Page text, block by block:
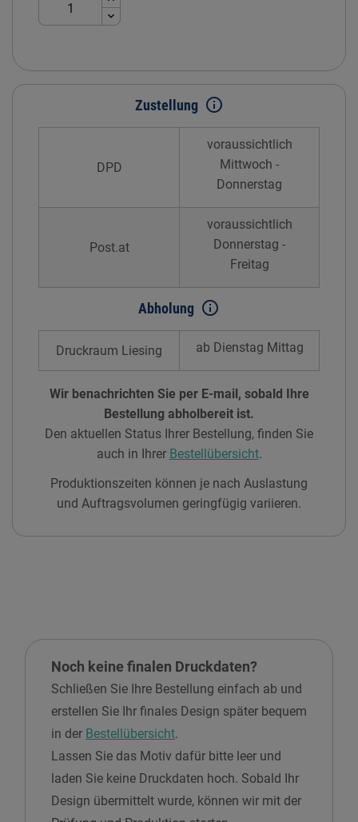
Zustellung info_outline
DPD
voraussichtlich
Mittwoch -
Donnerstag
Post.at
voraussichtlich
Donnerstag -
Freitag
Abholung info_outline
Druckraum Liesing ab Dienstag Mittag
Wir benachrichten Sie per E-mail, sobald Ihre
Bestellung abholbereit ist.
Den aktuellen Status Ihrer Bestellung, finden Sie
auch in Ihrer Bestellübersicht.
Produktionszeiten können je nach Auslastung
und Auftragsvolumen geringfügig variieren.
Noch keine finalen Druckdaten?
Schließen Sie Ihre Bestellung einfach ab und
erstellen Sie Ihr finales Design später bequem
in der Bestellübersicht.
Lassen Sie das Motiv dafür bitte leer und
laden Sie keine Druckdaten hoch. Sobald Ihr
Design übermittelt wurde, können wir mit der